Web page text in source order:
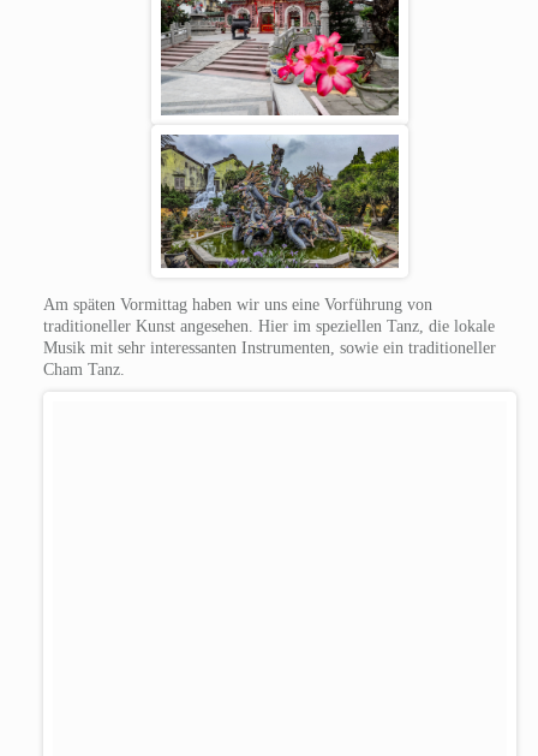
Am späten Vormittag haben wir uns eine Vorführung von
traditioneller Kunst angesehen. Hier im speziellen Tanz, die lokale
Musik mit sehr interessanten Instrumenten, sowie ein traditioneller
Cham Tanz.